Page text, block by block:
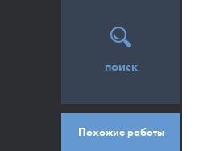
поиск
Похожие работы